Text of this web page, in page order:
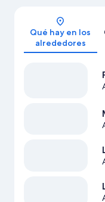
Qué hay en los
alrededores